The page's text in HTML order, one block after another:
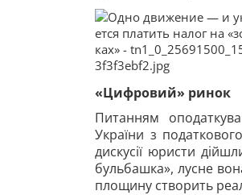
«Цифровий» ринок
Питанням
України з
дискусії юристи
бульбашка», лусне
площину створить